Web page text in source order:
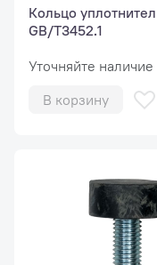
Кольцо
GB/T3452.1
Уточняйте наличие
В корзину